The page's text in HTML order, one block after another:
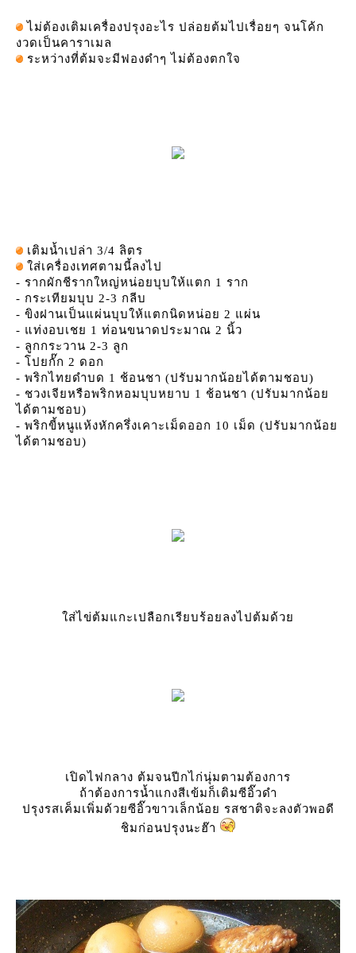
ไม่ต้องเติมเครื่องปรุงอะไร ปล่อยต้มไปเรื่อยๆ จนโค้ก
งวดเป็นคาราเมล
ระหว่างที่ต้มจะมีฟองดำๆ ไม่ต้องตกใจ
เติมน้ำเปล่า 3/4 ลิตร
ส่เครื่องเทศตามนี้ลงไป
- รากผักชีรากใหญ่หน่อยบุบให้แตก 1 ราก
- กระเทียมบุบ 2-3 กลีบ
- ขิงฝานเป็นแผ่นบุบให้แตกนิดหน่อย 2 แผ่น
- แท่งอบเชย 1 ท่อนขนาดประมาณ 2 นิ้ว
- ลูกกระวาน 2-3 ลูก
- โปยกั๊ก 2 ดอก
- พริกไทยดำบด 1 ช้อนชา (ปรับมากน้อยได้ตามชอบ)
- ชวงเจียหรือพริกหอมบุบหยาบ 1 ช้อนชา (ปรับมากน้อ
ได้ตามชอบ)
- พริกขี้หนูแห้งหักครึ่งเคาะเม็ดออก 10 เม็ด (ปรับมากน้อ
ได้ตามชอบ)
ส่ไข่ต้มแกะเปลือกเรียบร้อยลงไปต้มด้ว
เปิดไฟกลาง ต้มจนปีกไก่นุ่มตามต้องการ
ถ้าต้องการน้ำแกงสีเข้มก็เติมซีอิ๊วดำ
ปรุงรสเค็มเพิ่มด้วยซีอิ๊วขาวเล็กน้อย รสชาติจะลงตัวพอดี
ชิมก่อนปรุงนะฮ๊า